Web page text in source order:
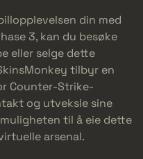
din med
3, kan du besøke
eller selge dette
tilbyr en
Counter-Strike-
og utveksle sine
til å eie dette
arsenal.